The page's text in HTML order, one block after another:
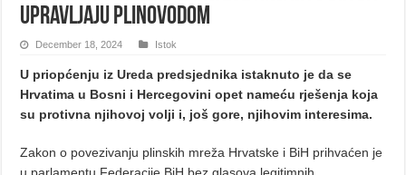
upravljaju plinovodom
December 18, 2024 Istok
U priopćenju iz Ureda predsjednika istaknuto je da se
Hrvatima u Bosni i Hercegovini opet nameću rješenja koja
su protivna njihovoj volji i, još gore, njihovim interesima.
Zakon o povezivanju plinskih mreža Hrvatske i BiH prihvaćen je
u parlamentu Federacije BiH bez glasova legitimnih